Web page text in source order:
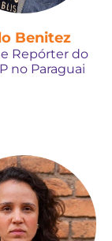
Benitez
Repórter do
no Paraguai